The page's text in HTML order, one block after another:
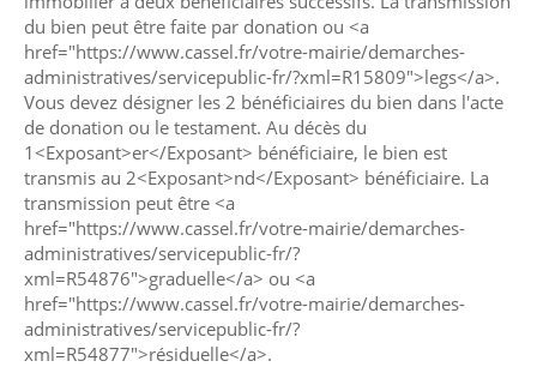
du bien peut être faite par donation ou <a
href="https://www.cassel.fr/votre-mairie/demarches-
administratives/servicepublic-fr/?xml=R15809">legs</a>.
Vous devez désigner les 2 bénéficiaires du bien dans l'acte
de donation ou le testament. Au décès du
1<Exposant>er</Exposant> bénéficiaire, le bien est
transmis au 2<Exposant>nd</Exposant> bénéficiaire. La
transmission peut être <a
href="https://www.cassel.fr/votre-mairie/demarches-
administratives/servicepublic-fr/?
xml=R54876">graduelle</a> ou <a
href="https://www.cassel.fr/votre-mairie/demarches-
administratives/servicepublic-fr/?
xml=R54877">résiduelle</a>.